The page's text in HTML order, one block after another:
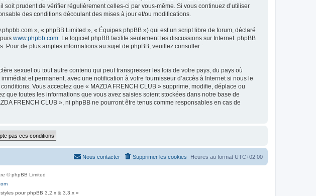
prudent de vérifier régulièrement celles-ci par vous-même. Si vous continuez d’utiliser
des conditions découlant des mises à jour et/ou modifications.
», « phpBB Limited », « Équipes phpBB ») qui est un script libre de forum, déclaré
www.phpbb.com . Le logiciel phpBB facilite seulement les discussions sur Internet. phpBB
Pour de plus amples informations au sujet de phpBB, veuillez consulter :
sexuel ou tout autre contenu qui peut transgresser les lois de votre pays, du pays où
et permanent, avec une notification à votre fournisseur d’accès à Internet si nous le
Vous acceptez que « MAZDA FRENCH CLUB » supprime, modifie, déplace ou
que toutes les informations que vous avez saisies soient stockées dans notre base de
FRENCH CLUB », ni phpBB ne pourront être tenus comme responsables en cas de
Heures au format UTC+02:00
Supprimer les cookies
Nous contacter
© phpBB Limited
pour phpBB 3.2.x & 3.3.x »